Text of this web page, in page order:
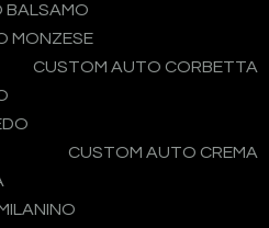
BALSAMO
MONZESE
CUSTOM AUTO CORBETTA
CUSTOM AUTO CREMA